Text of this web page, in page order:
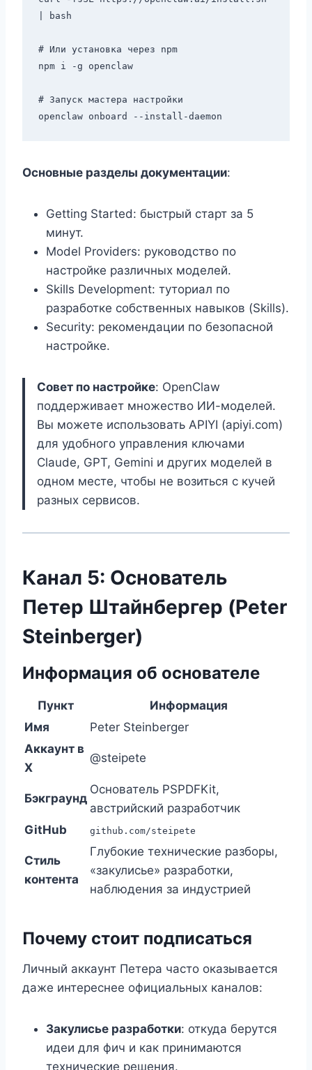
| bash
# Или установка через npm
npm i -g openclaw
# Запуск мастера настройки
Основные разделы документации:
Getting Started: быстрый старт за 5
минут.
Model Providers: руководство по
настройке различных моделей.
Skills Development: туториал по
разработке собственных навыков (Skills).
Security: рекомендации по безопасной
настройке.
Совет по настройке: OpenClaw
поддерживает множество ИИ-моделей.
Вы можете использовать APIYI (apiyi.com)
для удобного управления ключами
Claude, GPT, Gemini и других моделей в
одном месте, чтобы не возиться с кучей
разных сервисов.
Канал 5: Основатель
Петер Штайнбергер (Peter
Steinberger)
Информация об основателе
Пункт
Информация
Имя
Peter Steinberger
Аккаунт в
X
@steipete
Бэкграунд
Основатель PSPDFKit,
австрийский разработчик
GitHub
github.com/steipete
Стиль
контента
Глубокие технические разборы,
«закулисье» разработки,
наблюдения за индустрией
Почему стоит подписаться
Личный аккаунт Петера часто оказывается
даже интереснее официальных каналов:
Закулисье разработки: откуда берутся
идеи для фич и как принимаются
технические решения.